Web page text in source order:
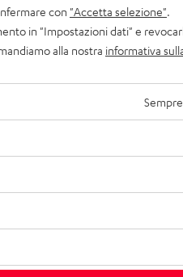
con "Accetta selezione"
in "Impostazioni dati" e
alla nostra informativa